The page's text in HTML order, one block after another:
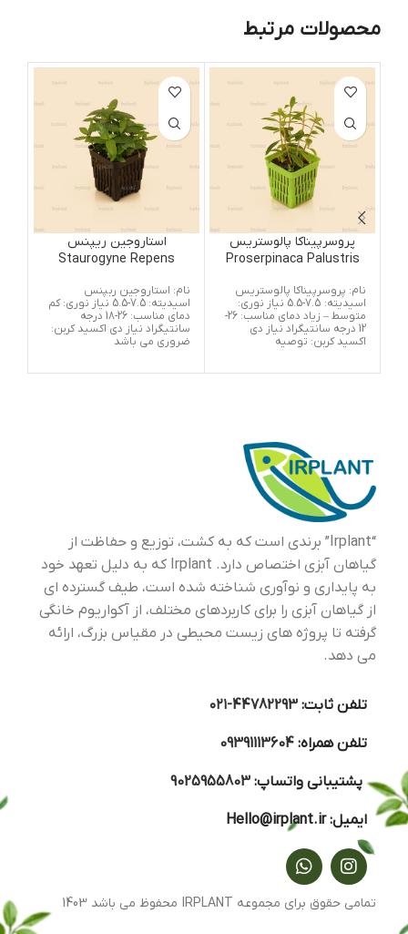
محصولات مرتبط
پروسرپیناکا پالوستریس
Proserpinaca Palustris
نام: پروسرپیناکا پالوستریس
اسیدیته: 7.5-5.5 نیاز نوری:
متوسط – زیاد دمای مناسب: 26-
12 درجه سانتیگراد نیاز دی
اکسید کربن: توصیه
استاروجین ریپنس
Staurogyne Repens
نام: استاروجین ربپنس
اسیدیته: 7.5-5.5 نیاز نوری: کم
دمای مناسب: 26-18 درجه
سانتیگراد نیاز دی اکسید کربن:
ضروری می باشد
“Irplant” برندی است که به کشت، توزیع و حفاظت از
گیاهان آبزی اختصاص دارد. Irplant که به دلیل تعهد خود
به پایداری و نوآوری شناخته شده است، طیف گسترده ای
از گیاهان آبزی را برای کاربردهای مختلف، از آکواریوم خانگی
گرفته تا پروژه های زیست محیطی در مقیاس بزرگ، ارائه
می دهد.
تلفن ثابت:44782293-۰۲۱
تلفن همراه:09391113604
پشتیبانی واتساپ:9025955803
ایمیل:Hello@irplant.ir
تمامی حقوق برای مجموعه IRPLANT محفوظ می باشد 1403